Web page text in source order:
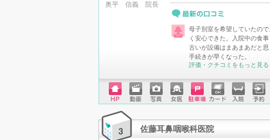
奥平 信義 院長
最新の口コミ母子別室を希望していたの
く安心できた。入院中の食
古いが設備はまあまあだと
手続きが早くなった。
評価・クチコミをもっと見る
ホーム
ページ
動画 写真 女医 駐車場クレジ
ード
入院 予約
佐藤耳鼻咽喉科医院